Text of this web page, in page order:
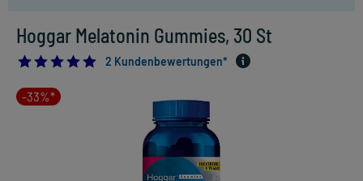
Hoggar Melatonin Gummies, 30 St
5.0
2 Kundenbewertungen*
-33%*